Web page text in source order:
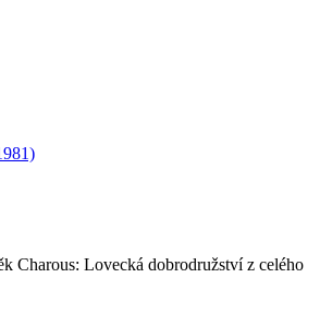
Charous: Lovecká dobrodružství z celého